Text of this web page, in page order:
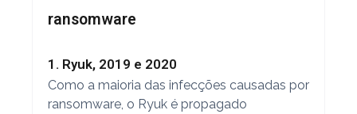
ransomware
1. Ryuk, 2019 e 2020
Como a maioria das infecções causadas por
ransomware, o Ryuk é propagado